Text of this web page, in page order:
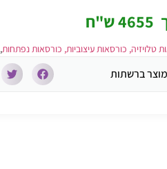
טלויזיה, כורסאות עיצוביות, כורסאות נפתחות,
ברשתות